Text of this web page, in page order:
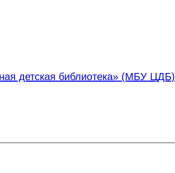
детская библиотека» (МБУ ЦДБ)